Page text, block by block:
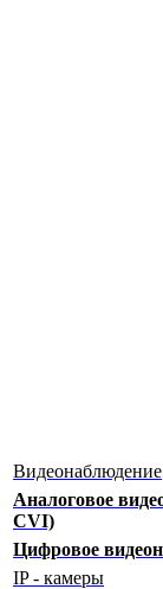
Видеонаблюдение
Аналоговое
CVI)
Цифровое
IP - камеры